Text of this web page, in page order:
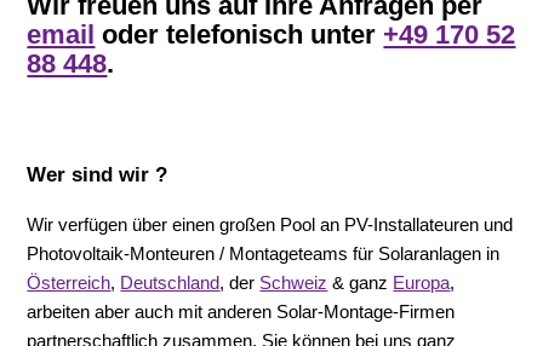
email oder telefonisch unter +49 170 52
88 448.
Wer sind wir ?
Wir verfügen über einen großen Pool an PV-Installateuren und
Photovoltaik-Monteuren / Montageteams für Solaranlagen in
Österreich, Deutschland, der Schweiz & ganz Europa,
arbeiten aber auch mit anderen Solar-Montage-Firmen
partnerschaftlich zusammen. Sie können bei uns ganz